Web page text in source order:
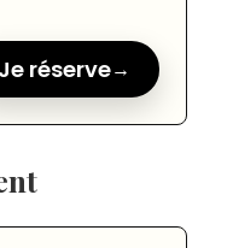
Je réserve